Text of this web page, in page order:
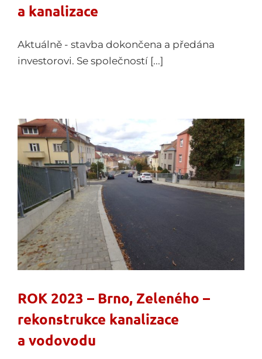
a kanalizace
Aktuálně - stavba dokončena a předána
investorovi. Se společností [...]
ROK 2023 – Brno, Zeleného –
rekonstrukce kanalizace
a vodovodu